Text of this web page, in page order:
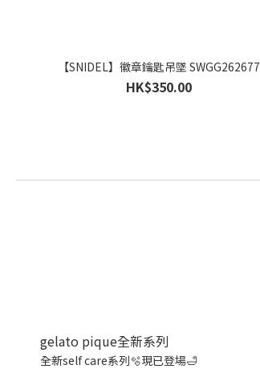
【SNIDEL】徽章鑰匙吊墜 SWGG262677
HK$350.00
gelato pique全新系列
全新self care系列🫧現已登場🛁